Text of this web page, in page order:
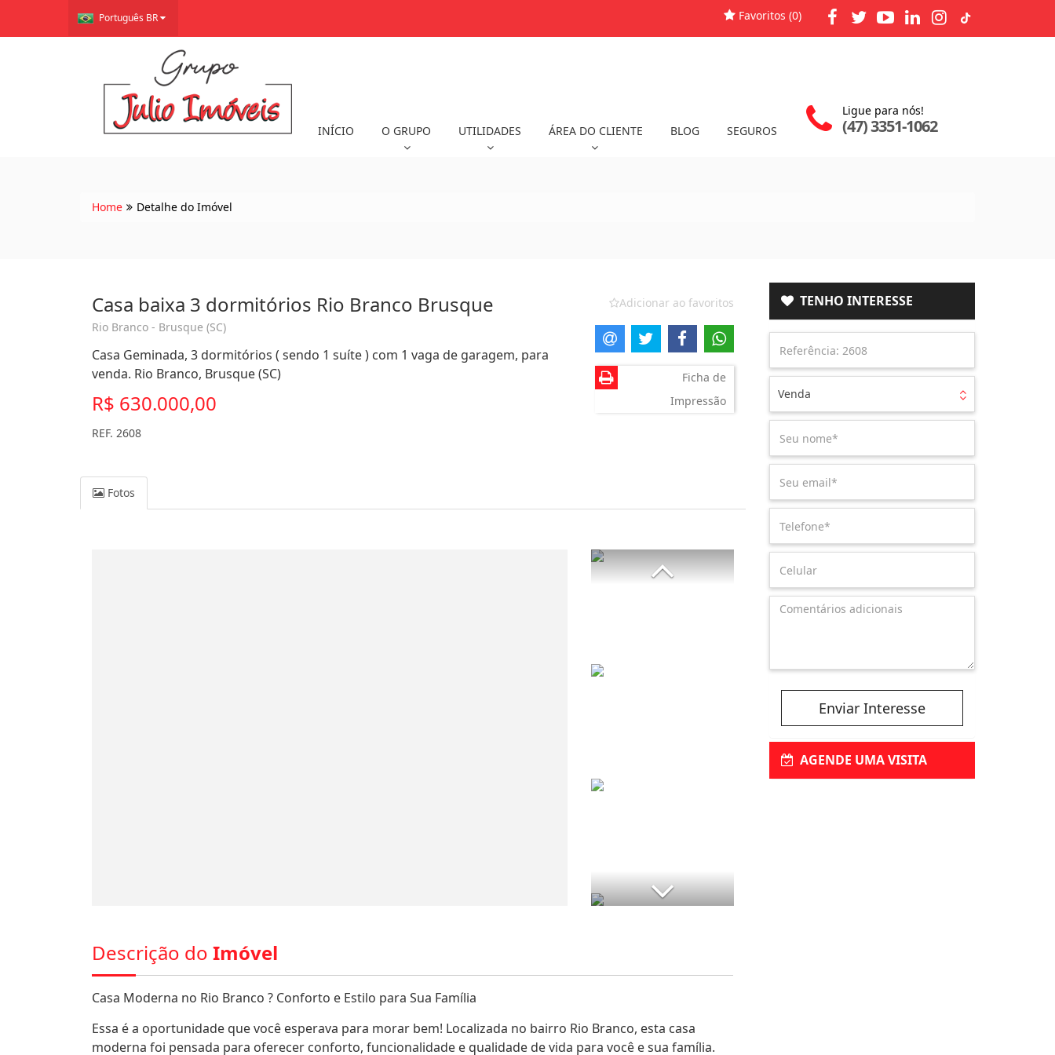
Português BR Favoritos (0)
INÍCIO O GRUPO UTILIDADES ÁREA DO CLIENTE BLOG SEGUROS
Ligue para nós!
(47) 3351-1062
Home Detalhe do Imóvel
Casa baixa 3 dormitórios Rio Branco Brusque
Rio Branco - Brusque (SC)
Casa Geminada, 3 dormitórios ( sendo 1 suíte ) com 1 vaga de garagem, para
venda. Rio Branco, Brusque (SC)
R$ 630.000,00
REF. 2608
Adicionar ao favoritos
Ficha de
Impressão
Fotos
Descrição do Imóvel
Casa Moderna no Rio Branco ? Conforto e Estilo para Sua Família
Essa é a oportunidade que você esperava para morar bem! Localizada no bairro Rio Branco, esta casa
moderna foi pensada para oferecer conforto, funcionalidade e qualidade de vida para você e sua família.
TENHO INTERESSE
Venda
Enviar Interesse